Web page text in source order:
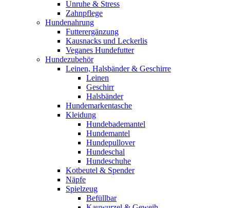
Unruhe & Stress
Zahnpflege
Hundenahrung
Futterergänzung
Kausnacks und Leckerlis
Veganes Hundefutter
Hundezubehör
Leinen, Halsbänder & Geschirre
Leinen
Geschirr
Halsbänder
Hundemarkentasche
Kleidung
Hundebademantel
Hundemantel
Hundepullover
Hundeschal
Hundeschuhe
Kotbeutel & Spender
Näpfe
Spielzeug
Befüllbar